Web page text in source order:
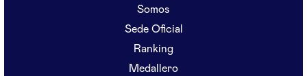
Somos
Sede Oficial
Ranking
Medallero